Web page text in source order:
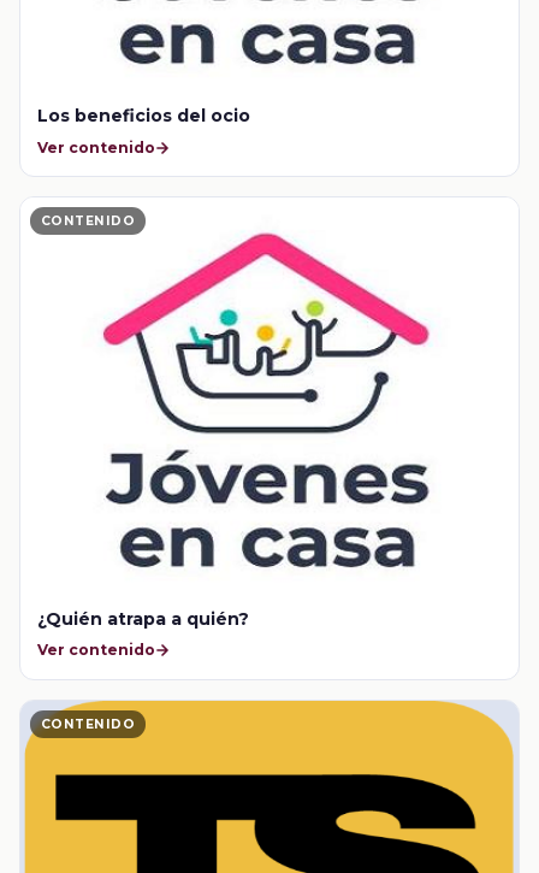
Los beneficios del ocio
Ver contenido
CONTENIDO
¿Quién atrapa a quién?
Ver contenido
CONTENIDO